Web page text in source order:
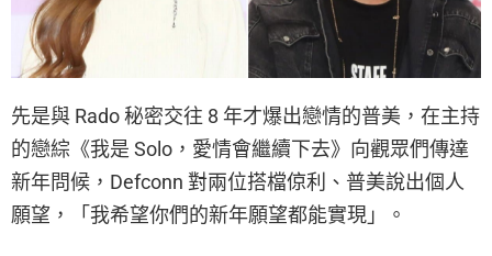
先是與 Rado 秘密交往 8 年才爆出戀情的普美，在主持
的戀綜《我是 Solo，愛情會繼續下去》向觀眾們傳達
新年問候，Defconn 對兩位搭檔倞利、普美說出個人
願望，「我希望你們的新年願望都能實現」。